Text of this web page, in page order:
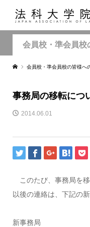
会員校・準会員校
会員校・準会員校の皆様へ
事務局の移転につ
2014.06.01
このたび、事務局を移
以後の連絡は、下記の
新事務局